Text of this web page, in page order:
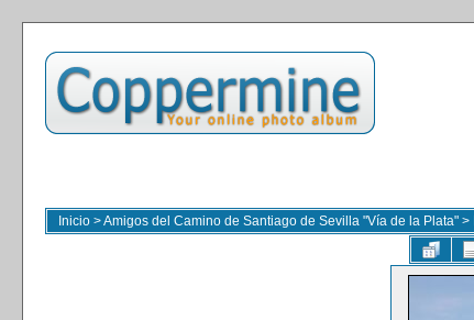
Inicio >Amigos del Camino de Santiago de Sevilla "Vía de la Plata" >